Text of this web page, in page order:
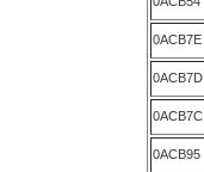
0ACB7E
0ACB7D
0ACB7C
0ACB95